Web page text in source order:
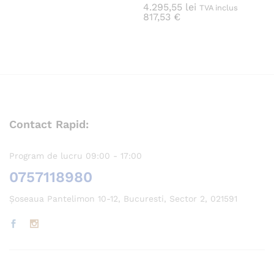
4.295,55 lei TVA inclus
817,53 €
Contact Rapid:
Program de lucru 09:00 - 17:00
0757118980
Șoseaua Pantelimon 10-12, Bucuresti, Sector 2, 021591